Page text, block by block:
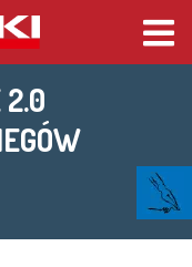
2.0